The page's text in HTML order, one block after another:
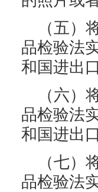
（五）
品检验法
和国进出
（六）
品检验法
和国进出
（七）
品检验法